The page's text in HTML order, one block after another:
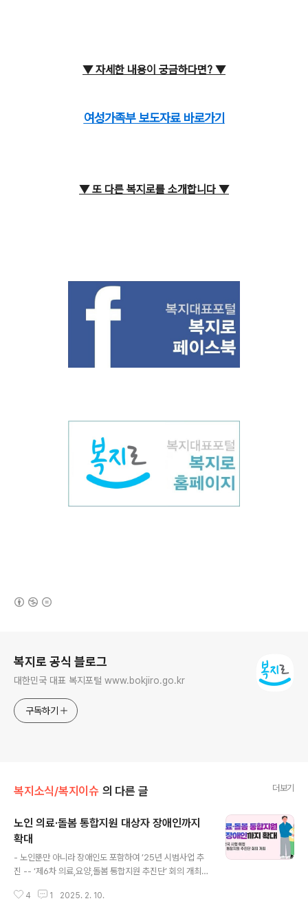
▼ 자세한 내용이 궁금하다면? ▼
여성가족부 보도자료 바로가기
▼ 또 다른 복지로를 소개합니다 ▼
복지로 공식 블로그
대한민국 대표 복지포털 www.bokjiro.go.kr
구독하기
복지소식/복지이슈 의 다른 글 더보기
노인 의료·돌봄 통합지원 대상자 장애인까지
확대
- 노인뿐만 아니라 장애인도 포함하여 ’25년 시범사업 추
진 -- ‘제6차 의료,요양,돌봄 통합지원 추진단’ 회의 개최,
24일(금) ‘제6차 의료ㆍ요양ㆍ돌봄 통합지원 추진단’회의
4 1 2025. 2. 10.